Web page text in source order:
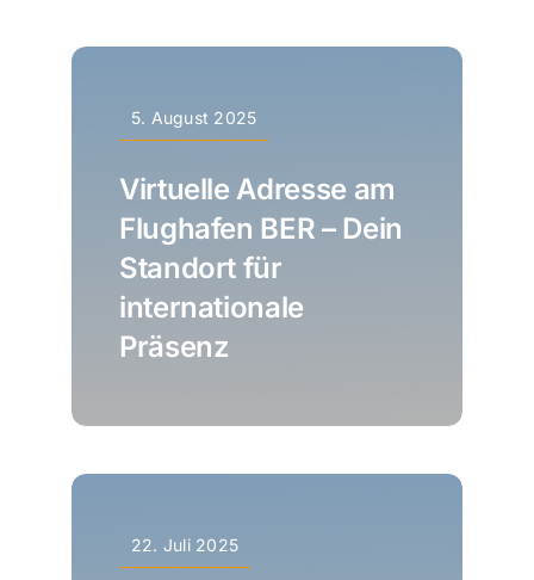
5. August 2025
Virtuelle Adresse am
Flughafen BER – Dein
Standort für
internationale
Präsenz
22. Juli 2025